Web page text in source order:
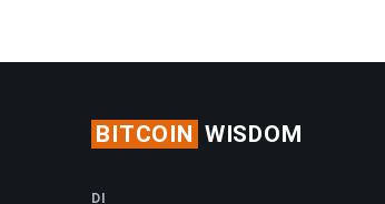
BITCOIN WISDOM
DI